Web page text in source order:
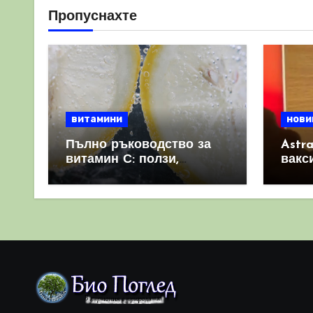
Пропуснахте
витамини
Пълно ръководство за
витамин С: ползи,
източници и защо е
важен за имунната
като